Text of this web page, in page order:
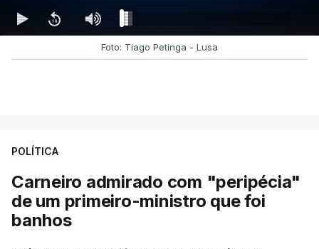
Foto: Tiago Petinga - Lusa
POLÍTICA
Carneiro admirado com "peripécia"
de um primeiro-ministro que foi
banhos